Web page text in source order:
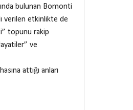
bulunan Bomonti
verilen etkinlikte de
topunu rakip
ve
attığı anları